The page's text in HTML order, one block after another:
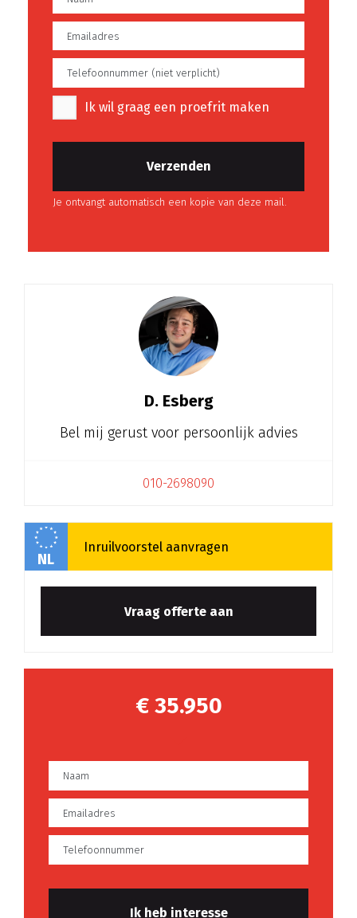
Warmtewerend glas
Aluminium delen
exterieur
Koplampen adaptief
Infotainment
Navigatiesysteem
full map + hard disk
Audio installatie
Ik wil graag een proefrit maken
Je ontvangt automatisch een kopie van deze mail.
D. Esberg
Bel mij gerust voor persoonlijk advies
010-2698090
NL
Vraag offerte aan
€ 35.950